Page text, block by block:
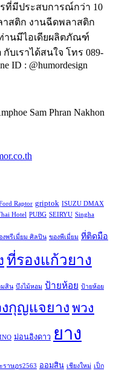
ที่มีประสบการณ์กว่า 10
สติก งานฉีดพลาสติก
านมีไอเดียผลิตภัณฑ์
บเราได้สนใจ โทร 089-
ID : @humordesign
Sam Phran Nakhon
Raptor griptok ISUZU DMAX
Hotel PUBG SEIRYU Singha
งพรีเมี่ยม ศิลปิน ของพีเมี่ยม ที่ติดมือ
ที่รองแก้วยาง
มสิน บึงไม้หอม ป้ายห้อย ป้ายห้อย
กุญแจยาง พวง
ม่อนอิงดาว ยาง
าษฎร2563 ออมสิน เชียงใหม่ เป็ก